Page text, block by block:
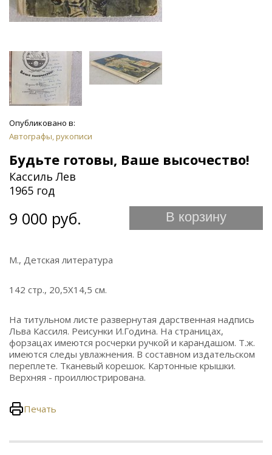
Опубликовано в:
Автографы, рукописи
Будьте готовы, Ваше высочество!
Кассиль Лев
1965 год
9 000 руб. В корзину
М., Детская литература
142 стр., 20,5Х14,5 см.
На титульном листе развернутая дарственная надпись
Льва Кассиля. Реисунки И.Година. На страницах,
форзацах имеются росчерки ручкой и карандашом. Т.ж.
имеются следы увлажнения. В составном издательском
переплете. Тканевый корешок. Картонные крышки.
Верхняя - проиллюстрирована.
Печать